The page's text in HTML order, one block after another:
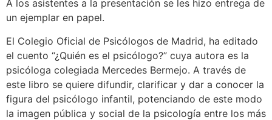
A los asistentes a la presentación se les hizo entrega de
un ejemplar en papel.
El Colegio Oficial de Psicólogos de Madrid, ha editado
el cuento “¿Quién es el psicólogo?” cuya autora es la
psicóloga colegiada Mercedes Bermejo. A través de
este libro se quiere difundir, clarificar y dar a conocer la
figura del psicólogo infantil, potenciando de este modo
la imagen pública y social de la psicología entre los más